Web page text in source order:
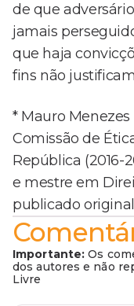
de que
jamais
que haja
fins não
* Mauro
Comissão de
República (2016-
e mestre em
publicado
Importante: Os
dos autores e não
Livre